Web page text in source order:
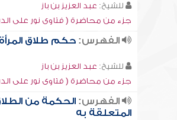
للشيخ: عبد العزيز بن باز
جزء من محاضرة ( فتاوى نور على الدرب
الفهرس:حكم طلاق
للشيخ: عبد العزيز بن باز
جزء من محاضرة ( فتاوى نور على الدرب
الفهرس:الحكمة من
المتعلقة به